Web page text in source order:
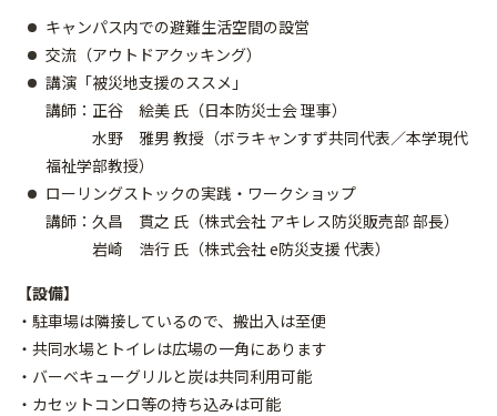
キャンパス内での避難生活空間の設営
交流（アウトドアクッキング）
講演「被災地支援のススメ」
講師：正谷 絵美 氏（日本防災士会 理事）
水野 雅男 教授（ボラキャンすず共同代表／本学現代
福祉学部教授）
ローリングストックの実践・ワークショップ
講師：久昌 貫之 氏（株式会社 アキレス防災販売部 部長）
岩崎 浩行 氏（株式会社 e防災支援 代表）
【設備】
・駐車場は隣接しているので、搬出入は至便
・共同水場とトイレは広場の一角にあります
・バーベキューグリルと炭は共同利用可能
・カセットコンロ等の持ち込みは可能